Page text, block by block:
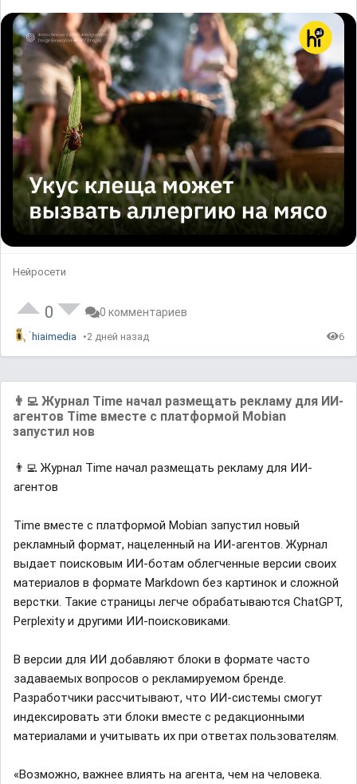
Нейросети
0 0 комментариев
hiaimedia 2 дней назад 6
👨‍💻 Журнал Time начал размещать рекламу для ИИ-
агентов Time вместе с платформой Mobian
запустил нов
👨‍💻 Журнал Time начал размещать рекламу для ИИ-
агентов
Time вместе с платформой Mobian запустил новый
рекламный формат, нацеленный на ИИ-агентов. Журнал
выдает поисковым ИИ-ботам облегченные версии своих
материалов в формате Markdown без картинок и сложной
верстки. Такие страницы легче обрабатываются ChatGPT,
Perplexity и другими ИИ-поисковиками.
В версии для ИИ добавляют блоки в формате часто
задаваемых вопросов о рекламируемом бренде.
Разработчики рассчитывают, что ИИ-системы смогут
индексировать эти блоки вместе с редакционными
материалами и учитывать их при ответах пользователям.
«Возможно, важнее влиять на агента, чем на человека.